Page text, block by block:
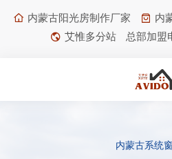
内蒙古阳光房制作厂家
内
艾惟多分站
总部加盟
内蒙古系统